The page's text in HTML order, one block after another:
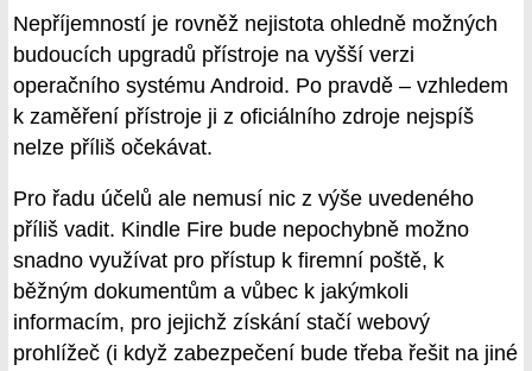
Nepříjemností je rovněž nejistota ohledně možných
budoucích upgradů přístroje na vyšší verzi
operačního systému Android. Po pravdě – vzhledem
k zaměření přístroje ji z oficiálního zdroje nejspíš
nelze příliš očekávat.
Pro řadu účelů ale nemusí nic z výše uvedeného
příliš vadit. Kindle Fire bude nepochybně možno
snadno využívat pro přístup k firemní poště, k
běžným dokumentům a vůbec k jakýmkoli
informacím, pro jejichž získání stačí webový
prohlížeč (i když zabezpečení bude třeba řešit na jiné